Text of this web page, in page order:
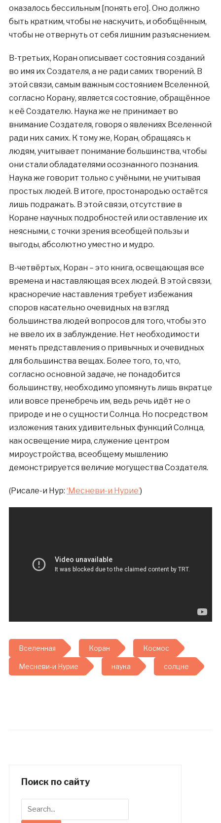
оказалось бессильным [понять его]. Оно должно
быть кратким, чтобы не наскучить, и обобщённым,
чтобы не отвернуть от себя лишним разъяснением.
В-третьих, Коран описывает состояния созданий
во имя их Создателя, а не ради самих творений. В
этой связи, самым важным состоянием Вселенной,
согласно Корану, является состояние, обращённое
к её Создателю. Наука же не принимает во
внимание Создателя, говоря о явлениях Вселенной
ради них самих. К тому же, Коран, обращаясь к
людям, учитывает понимание большинства, чтобы
они стали обладателями осознанного познания.
Наука же говорит только с учёными, не учитывая
простых людей. В итоге, простонародью остаётся
лишь подражать. В этой связи, отсутствие в
Коране научных подробностей или оставление их
неясными, с точки зрения всеобщей пользы и
выгоды, абсолютно уместно и мудро.
В-четвёртых, Коран – это книга, освещающая все
времена и наставляющая всех людей. В этой связи,
красноречие наставления требует избежания
споров касательно очевидных на взгляд
большинства людей вопросов для того, чтобы это
не ввело их в заблуждение. Нет необходимости
менять представления о привычных и очевидных
для большинства вещах. Более того, то, что,
согласно основной задаче, не понадобится
большинству, необходимо упомянуть лишь вкратце
или вовсе пренебречь им, ведь речь идёт не о
природе и не о сущности Солнца. Но посредством
изложения таких удивительных функций Солнца,
как освещение мира, служение центром
мироустройства, всеобщему мышлению
демонстрируется величие могущества Создателя.
(Рисале-и Нур: ‘Месневи-и Нурие’)
Вселенная Коран Космос
Месневи-и Нурие наука солцне
Поиск по сайту